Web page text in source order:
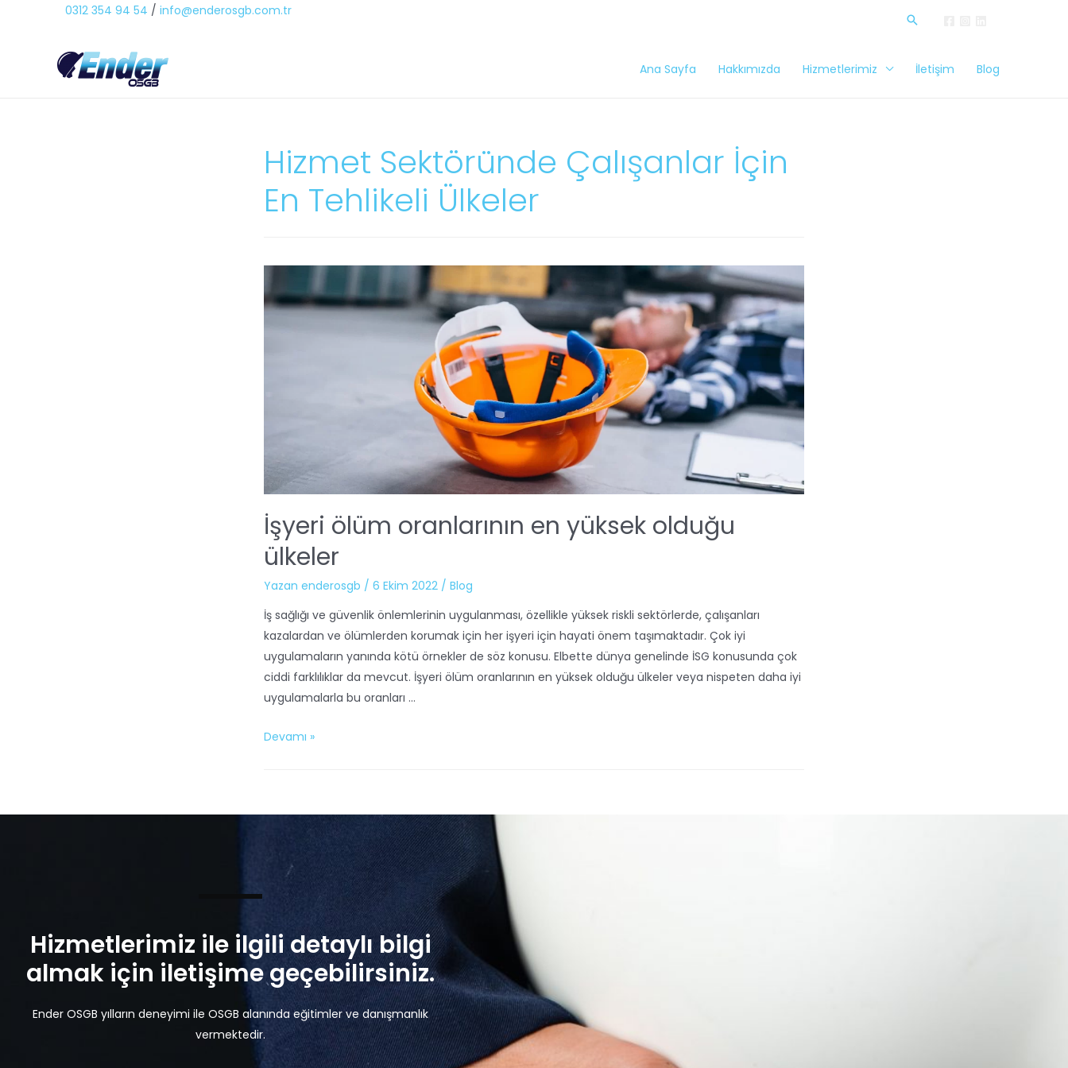
0312 354 94 54 / info@enderosgb.com.tr
Ana Sayfa Hakkımızda Hizmetlerimiz İletişim Blog
Hizmet Sektöründe Çalışanlar İçin
En Tehlikeli Ülkeler
İşyeri ölüm oranlarının en yüksek olduğu
ülkeler
Yazan enderosgb / 6 Ekim 2022 / Blog
İş sağlığı ve güvenlik önlemlerinin uygulanması, özellikle yüksek riskli sektörlerde, çalışanları
kazalardan ve ölümlerden korumak için her işyeri için hayati önem taşımaktadır. Çok iyi
uygulamaların yanında kötü örnekler de söz konusu. Elbette dünya genelinde İSG konusunda çok
ciddi farklılıklar da mevcut. İşyeri ölüm oranlarının en yüksek olduğu ülkeler veya nispeten daha iyi
uygulamalarla bu oranları …
Devamı »
Hizmetlerimiz ile ilgili detaylı bilgi
almak için iletişime geçebilirsiniz.
Ender OSGB yılların deneyimi ile OSGB alanında eğitimler ve danışmanlık
vermektedir.